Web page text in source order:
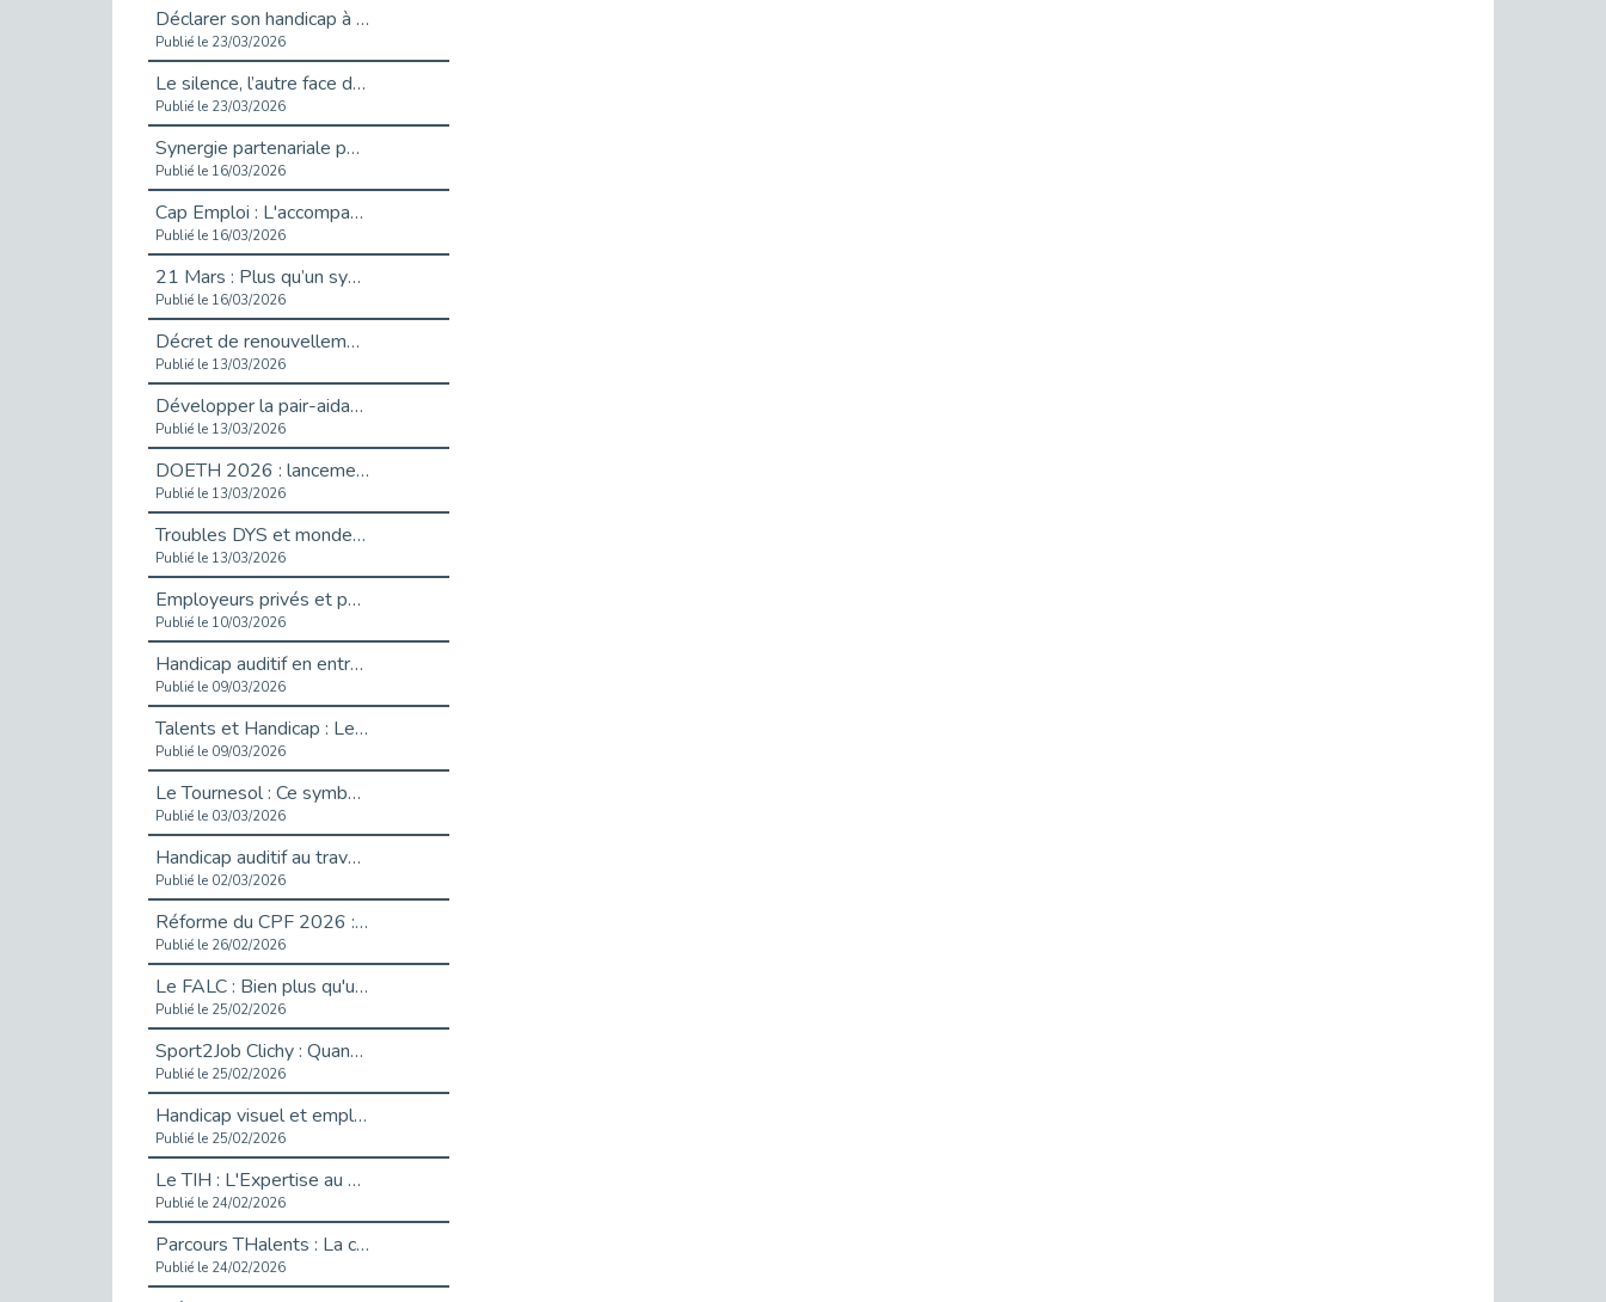
Déclarer son handicap à son employeur : un levier professionnel ?
Publié le 23/03/2026
Le silence, l’autre face du recrutement : un appel au respect des candidats.
Publié le 23/03/2026
Synergie partenariale pour l'Inclusion Professionnelle chez Orange
Publié le 16/03/2026
Cap Emploi : L'accompagnement EXH c’est quoi ?
Publié le 16/03/2026
21 Mars : Plus qu’un symbole, un engagement pour l’inclusion
Publié le 16/03/2026
Décret de renouvellement de l'aide aux employeurs d'apprentis
Publié le 13/03/2026
Développer la pair-aidance en santé mentale : guide pour les employeurs
Publié le 13/03/2026
DOETH 2026 : lancement de la campagne pour les employeurs publics
Publié le 13/03/2026
Troubles DYS et monde du travail : mieux comprendre pour mieux accompagner _ vidéo
Publié le 13/03/2026
Employeurs privés et publics : vigilance face aux démarchages liés à l’OETH en 2026
Publié le 10/03/2026
Handicap auditif en entreprise, aménagements pour sécuriser la communication - vidéo
Publié le 09/03/2026
Talents et Handicap : Le Top 10 des métiers plébiscités dans les Hauts-de-Seine
Publié le 09/03/2026
Le Tournesol : Ce symbole discret qui change la vie des personnes en situation de handicap invisible
Publié le 03/03/2026
Handicap auditif au travail : rendre l’invisible accessible
Publié le 02/03/2026
Réforme du CPF 2026 : Ce qui change ce printemps pour vos droits à la formation
Publié le 26/02/2026
Le FALC : Bien plus qu'une écriture, un levier d'inclusion
Publié le 25/02/2026
Sport2Job Clichy : Quand le terrain devient le plus beau des bureaux
Publié le 25/02/2026
Handicap visuel et emploi : lever les obstacles pour révéler les - vidéo
Publié le 25/02/2026
Le TIH : L'Expertise au Service de l'Inclusion
Publié le 24/02/2026
Parcours THalents : La complémentarité au service de l'Emploi.
Publié le 24/02/2026